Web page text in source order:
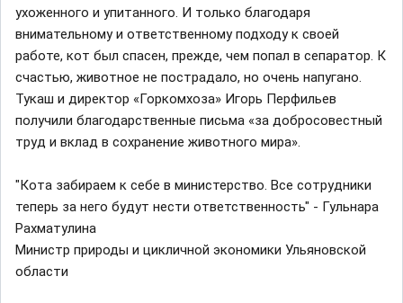
ухоженного и упитанного. И только благодаря
внимательному и ответственному подходу к своей
работе, кот был спасен, прежде, чем попал в сепаратор. К
счастью, животное не пострадало, но очень напугано.
Тукаш и директор «Горкомхоза» Игорь Перфильев
получили благодарственные письма «за добросовестный
труд и вклад в сохранение животного мира».
"Кота забираем к себе в министерство. Все сотрудники
теперь за него будут нести ответственность" - Гульнара
Рахматулина
Министр природы и цикличной экономики Ульяновской
области